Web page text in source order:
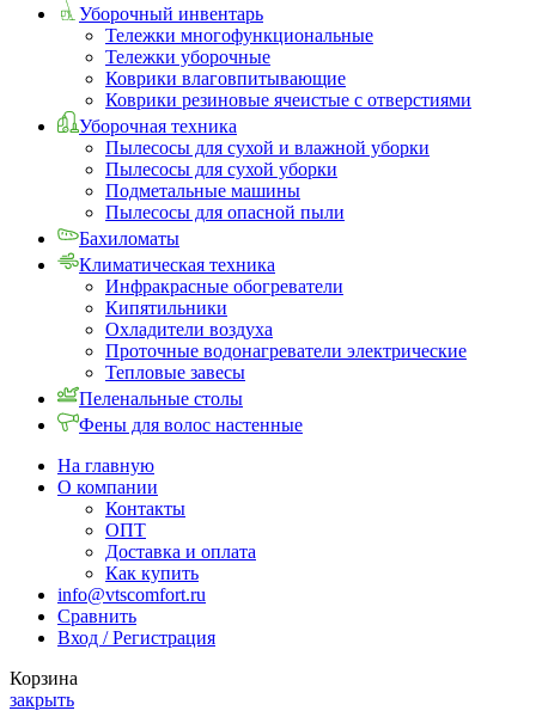
Уборочный инвентарь
Тележки многофункциональные
Тележки уборочные
Коврики влаговпитывающие
Коврики резиновые ячеистые с отверстиями
Уборочная техника
Пылесосы для сухой и влажной уборки
Пылесосы для сухой уборки
Подметальные машины
Пылесосы для опасной пыли
Бахиломаты
Климатическая техника
Инфракрасные обогреватели
Кипятильники
Охладители воздуха
Проточные водонагреватели электрические
Тепловые завесы
Пеленальные столы
Фены для волос настенные
На главную
О компании
Контакты
ОПТ
Доставка и оплата
Как купить
info@vtscomfort.ru
Сравнить
Вход / Регистрация
Корзина
закрыть